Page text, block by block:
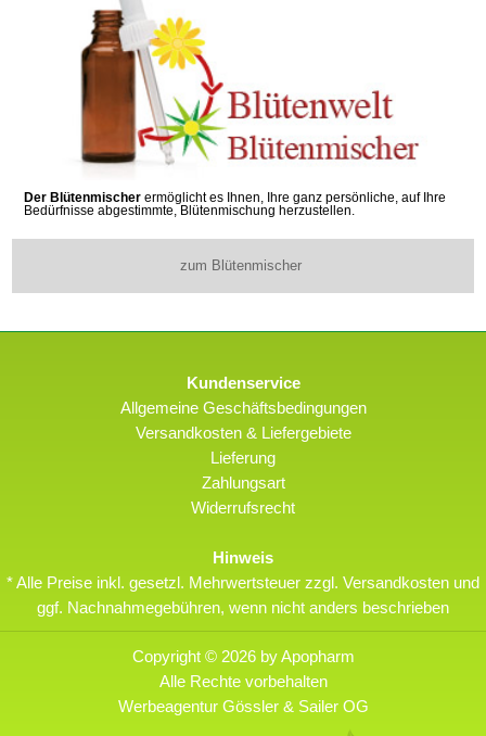
Der Blütenmischer ermöglicht es Ihnen, Ihre ganz persönliche, auf Ihre
Bedürfnisse abgestimmte, Blütenmischung herzustellen.
zum Blütenmischer
Kundenservice
Allgemeine Geschäftsbedingungen
Versandkosten & Liefergebiete
Lieferung
Zahlungsart
Widerrufsrecht
Hinweis
* Alle Preise inkl. gesetzl. Mehrwertsteuer zzgl. Versandkosten und
ggf. Nachnahmegebühren, wenn nicht anders beschrieben
Copyright © 2026 by Apopharm
Alle Rechte vorbehalten
Werbeagentur Gössler & Sailer OG